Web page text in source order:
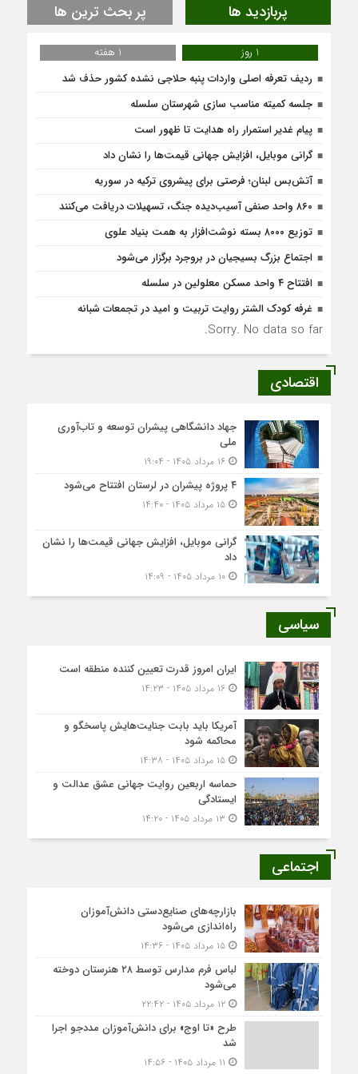
پربازدید ها پر بحث ترین ها
1 روز
1 هفته
ردیف تعرفه اصلی واردات پنبه حلاجی نشده کشور حذف شد
جلسه کمیته مناسب سازی شهرستان سلسله
پیام غدیر استمرار راه هدایت تا ظهور است
گرانی موبایل، افزایش جهانی قیمت‌ها را نشان داد
آتش‌بس لبنان؛ فرصتی برای پیشروی ترکیه در سوریه
۸۶۰ واحد صنفی آسیب‌دیده جنگ، تسهیلات دریافت می‌کنند
توزیع ۸۰۰۰ بسته نوشت‌افزار به همت بنیاد علوی
اجتماع بزرگ بسیجیان در بروجرد برگزار می‌شود
افتتاح ۴ واحد مسکن معلولین در سلسله
غرفه کودک الشتر روایت تربیت و امید در تجمعات شبانه
Sorry. No data so far.
اقتصادی
جهاد دانشگاهی پیشران توسعه و تاب‌آوری
ملی
۱۶ مرداد ۱۴۰۵ - ۱۹:۰۴
۴ پروژه پیشران در لرستان افتتاح می‌شود
۱۵ مرداد ۱۴۰۵ - ۱۴:۴۰
گرانی موبایل، افزایش جهانی قیمت‌ها را نشان
داد
۱۰ مرداد ۱۴۰۵ - ۱۴:۰۹
سیاسی
ایران امروز قدرت تعیین کننده منطقه است
۱۶ مرداد ۱۴۰۵ - ۱۴:۲۳
آمریکا باید بابت جنایت‌هایش پاسخگو و
محاکمه شود
۱۵ مرداد ۱۴۰۵ - ۱۴:۳۸
حماسه اربعین روایت جهانی عشق عدالت و
ایستادگی
اجتماعی
بازارچه‌های صنایع‌دستی دانش‌آموزان
راه‌اندازی می‌شود
۱۵ مرداد ۱۴۰۵ - ۱۴:۳۶
لباس فرم مدارس توسط ۲۸ هنرستان‌ دوخته
می‌شود
۱۲ مرداد ۱۴۰۵ - ۲۲:۴۲
طرح «تا اوج» برای دانش‌آموزان مددجو اجرا
شد